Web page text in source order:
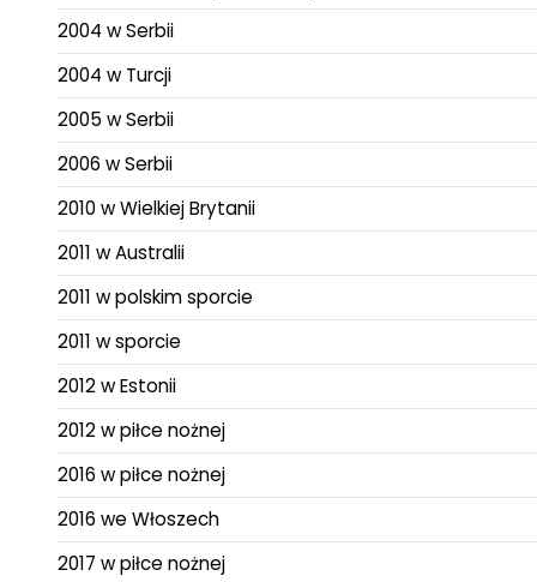
2004 w Serbii
2004 w Turcji
2005 w Serbii
2006 w Serbii
2010 w Wielkiej Brytanii
2011 w Australii
2011 w polskim sporcie
2011 w sporcie
2012 w Estonii
2012 w piłce nożnej
2016 w piłce nożnej
2016 we Włoszech
2017 w piłce nożnej